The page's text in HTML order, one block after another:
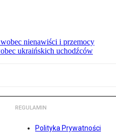
nienawiści i przemocy
ukraińskich uchodźców
REGULAMIN
Polityka Prywatności